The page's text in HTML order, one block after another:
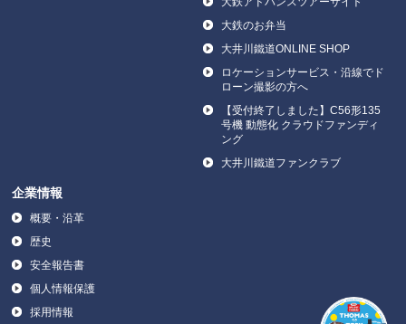
大鉄のお弁当
大井川鐵道ONLINE SHOP
ロケーションサービス・沿線でド
ローン撮影の方へ
【受付終了しました】C56形135
号機 動態化 クラウドファンディ
ング
大井川鐵道ファンクラブ
企業情報
概要・沿革
歴史
安全報告書
個人情報保護
採用情報